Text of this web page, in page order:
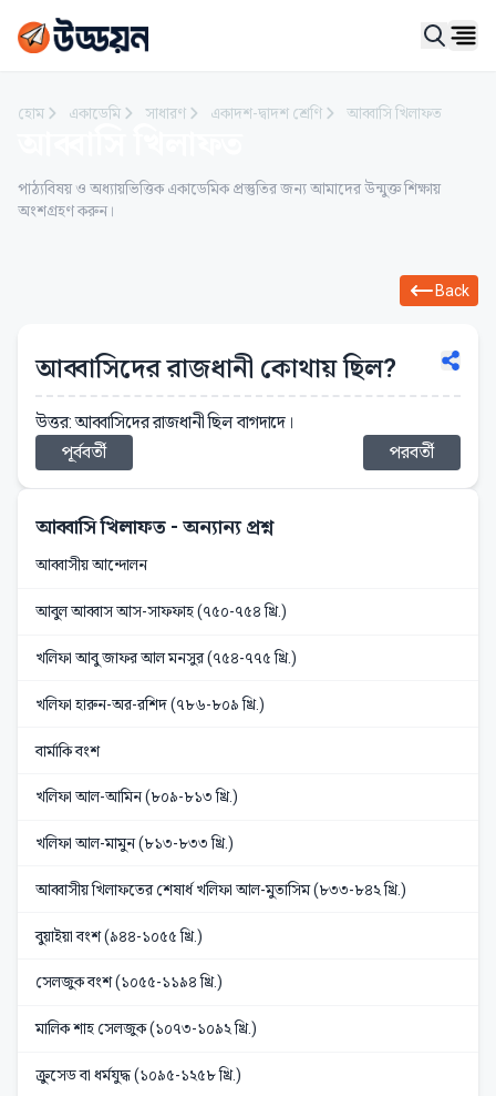
হোম একাডেমি সাধারণ একাদশ-দ্বাদশ শ্রেণি আব্বাসি খিলাফত
পাঠ্যবিষয় ও অধ্যায়ভিত্তিক একাডেমিক প্রস্তুতির জন্য আমাদের উন্মুক্ত শিক্ষায়
অংশগ্রহণ করুন।
Back
আব্বাসিদের রাজধানী কোথায় ছিল?
উত্তর: আব্বাসিদের রাজধানী ছিল বাগদাদে।
পূর্ববর্তী
পরবর্তী
আব্বাসি খিলাফত - অন্যান্য প্রশ্ন
আব্বাসীয় আন্দোলন
আবুল আব্বাস আস-সাফফাহ (৭৫০-৭৫৪ খ্রি.)
খলিফা আবু জাফর আল মনসুর (৭৫৪-৭৭৫ খ্রি.)
খলিফা হারুন-অর-রশিদ (৭৮৬-৮০৯ খ্রি.)
বার্মাকি বংশ
খলিফা আল-আমিন (৮০৯-৮১৩ খ্রি.)
খলিফা আল-মামুন (৮১৩-৮৩৩ খ্রি.)
আব্বাসীয় খিলাফতের শেষার্ধ খলিফা আল-মুতাসিম (৮৩৩-৮৪২ খ্রি.)
বুয়াইয়া বংশ (৯৪৪-১০৫৫ খ্রি.)
সেলজুক বংশ (১০৫৫-১১৯৪ খ্রি.)
মালিক শাহ সেলজুক (১০৭৩-১০৯২ খ্রি.)
ক্রুসেড বা ধর্মযুদ্ধ (১০৯৫-১২৫৮ খ্রি.)